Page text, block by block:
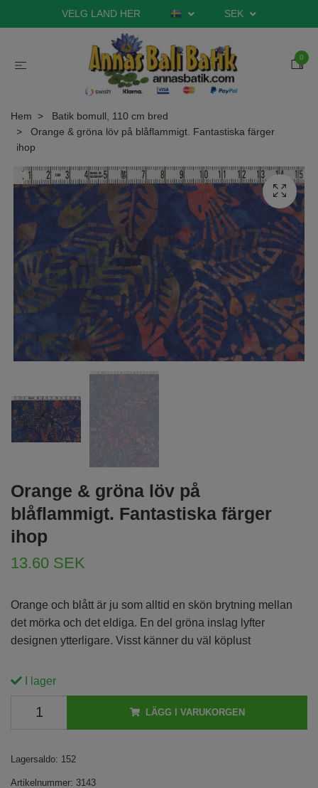
VELG LAND HER SEK
0
Hem
Batik bomull, 110 cm bred
Orange & gröna löv på blåflammigt. Fantastiska färger
ihop
Orange & gröna löv på
blåflammigt. Fantastiska färger
ihop
13.60 SEK
Orange och blått är ju som alltid en skön brytning mellan
det mörka och det eldiga. En del gröna inslag lyfter
designen ytterligare. Visst känner du väl köplust
I lager
LÄGG I VARUKORGEN
Lagersaldo: 152
Artikelnummer: 3143